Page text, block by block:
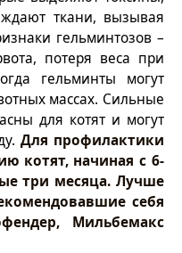
ткани, вызывая
гельминтозов –
потеря веса при
гельминты могут
массах. Сильные
для котят и могут
Для профилактики
котят, начиная с 6-
три месяца. Лучше
себя
Мильбемакс